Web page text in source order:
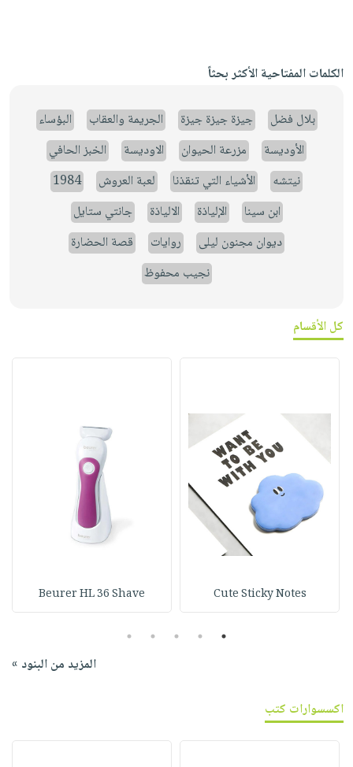
الكلمات المفتاحية الأكثر بحثاً
بلال فضل جيزة جيزة جيزة الجريمة والعقاب
البؤساء
الأوديسة
مزرعة الحيوان الاوديسة
الخبز الحافي
نيتشه
الأشياء التي تنقذنا لعبة العروش
1984
ابن سينا
الإلياذة الالياذة
جانتي ستايل
ديوان مجنون ليلى
روايات
قصة الحضارة
نجيب محفوظ
كل الأقسام
Cute Sticky Notes
Beurer HL 36 Shave
1
2
3
4
5
المزيد من البنود »
اكسسوارات كتب